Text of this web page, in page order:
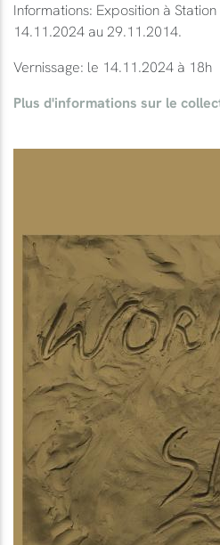
Informations: Exposition à
14.11.2024 au 29.11.2014.
Vernissage: le 14.11.2024 à 18h
Plus d'informations sur le